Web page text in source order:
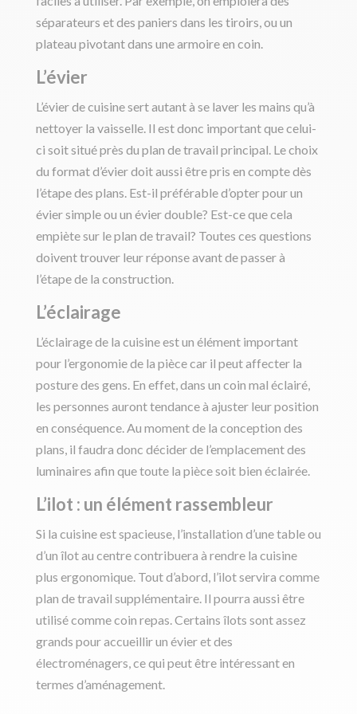
séparateurs et des paniers dans les tiroirs, ou un
plateau pivotant dans une armoire en coin.
L’évier
L’évier de cuisine sert autant à se laver les mains qu’à
nettoyer la vaisselle. Il est donc important que celui-
ci soit situé près du plan de travail principal. Le choix
du format d’évier doit aussi être pris en compte dès
l’étape des plans. Est-il préférable d’opter pour un
évier simple ou un évier double? Est-ce que cela
empiète sur le plan de travail? Toutes ces questions
doivent trouver leur réponse avant de passer à
l’étape de la construction.
L’éclairage
L’éclairage de la cuisine est un élément important
pour l’ergonomie de la pièce car il peut affecter la
posture des gens. En effet, dans un coin mal éclairé,
les personnes auront tendance à ajuster leur position
en conséquence. Au moment de la conception des
plans, il faudra donc décider de l’emplacement des
luminaires afin que toute la pièce soit bien éclairée.
L’ilot : un élément rassembleur
Si la cuisine est spacieuse, l’installation d’une table ou
d’un îlot au centre contribuera à rendre la cuisine
plus ergonomique. Tout d’abord, l’ilot servira comme
plan de travail supplémentaire. Il pourra aussi être
utilisé comme coin repas. Certains îlots sont assez
grands pour accueillir un évier et des
électroménagers, ce qui peut être intéressant en
termes d’aménagement.